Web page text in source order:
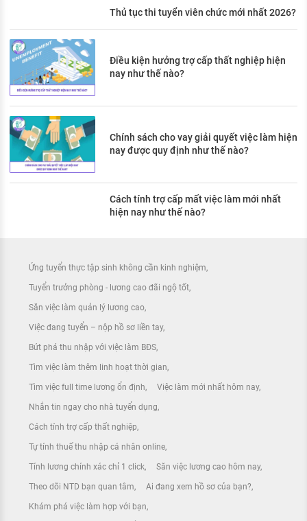
Thủ tục thi tuyển viên chức mới nhất 2026?
Điều kiện hưởng trợ cấp thất nghiệp hiện
nay như thế nào?
Chính sách cho vay giải quyết việc làm hiện
nay được quy định như thế nào?
Cách tính trợ cấp mất việc làm mới nhất
hiện nay như thế nào?
Ứng tuyển thực tập sinh không cần kinh nghiệm
Tuyển trưởng phòng - lương cao đãi ngộ tốt
Săn việc làm quản lý lương cao
Việc đang tuyển – nộp hồ sơ liền tay
Bứt phá thu nhập với việc làm BĐS
Tìm việc làm thêm linh hoạt thời gian
Tìm việc full time lương ổn định Việc làm mới nhất hôm nay
Nhắn tin ngay cho nhà tuyển dụng
Cách tính trợ cấp thất nghiệp
Tự tính thuế thu nhập cá nhân online
Tính lương chính xác chỉ 1 click Săn việc lương cao hôm nay
Theo dõi NTD bạn quan tâm Ai đang xem hồ sơ của bạn?
Khám phá việc làm hợp với bạn